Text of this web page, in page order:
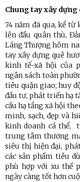
Chung tay xây dựng
74 năm đã qua, kể
lên đầu quân thù,
Láng Thượng hôm
tay xây dựng quê
kinh tế-xã hội của
ngân sách toàn
tiêu quận giao; huy
đầu tư, phát triển hạ
cấu hạ tầng xã hội
minh, sạch, đẹp và
kinh doanh cá thể,
trung tâm thương
siêu thị hiện đại,
các sản phẩm tiêu
phù hợp với xu thế
ngày càng tốt hơn